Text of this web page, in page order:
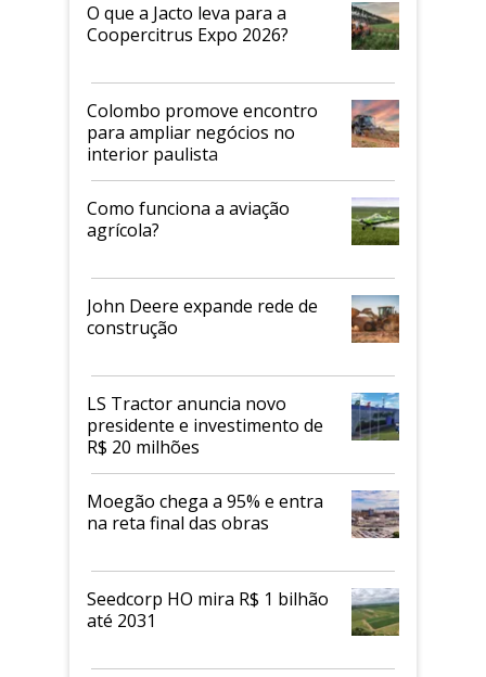
O que a Jacto leva para a
Coopercitrus Expo 2026?
Colombo promove encontro
para ampliar negócios no
interior paulista
Como funciona a aviação
agrícola?
John Deere expande rede de
construção
LS Tractor anuncia novo
presidente e investimento de
R$ 20 milhões
Moegão chega a 95% e entra
na reta final das obras
Seedcorp HO mira R$ 1 bilhão
até 2031